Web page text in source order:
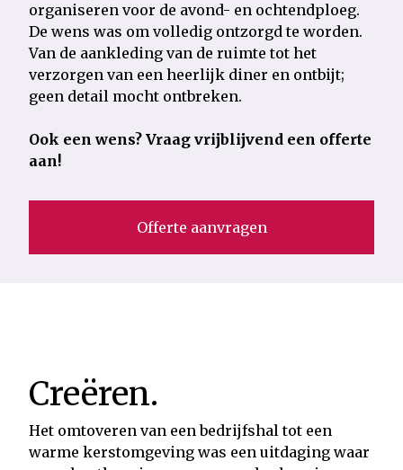
organiseren voor de avond- en ochtendploeg.
De wens was om volledig ontzorgd te worden.
Van de aankleding van de ruimte tot het
verzorgen van een heerlijk diner en ontbijt;
geen detail mocht ontbreken.
Ook een wens? Vraag vrijblijvend een offerte
aan!
Offerte aanvragen
Creëren.
Het omtoveren van een bedrijfshal tot een
warme kerstomgeving was een uitdaging waar